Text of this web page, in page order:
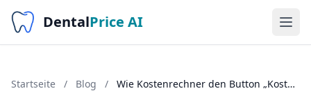
DentalPrice AI
Startseite / Blog / Wie Kostenrechner den Button „Kostenlose Beratung“ im Marketing für Zahnimplantate ablösen